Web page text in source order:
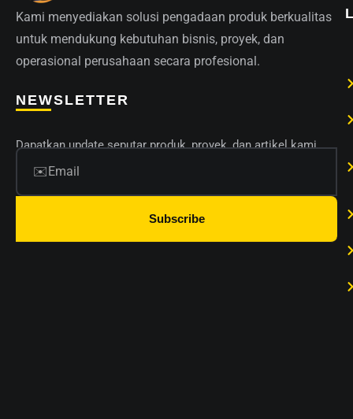
Kami menyediakan solusi pengadaan produk berkualitas
untuk mendukung kebutuhan bisnis, proyek, dan
operasional perusahaan secara profesional.
NEWSLETTER
Dapatkan update seputar produk, proyek, dan artikel kami.
Subscribe